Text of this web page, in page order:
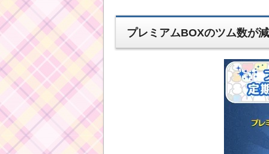
プレミアムBOXのツム数が